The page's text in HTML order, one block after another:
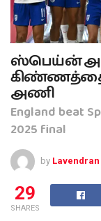
ஸ்பெய்ன்
கிண்ணத்தை
அணி
England beat
2025 final
by
29
SHARES